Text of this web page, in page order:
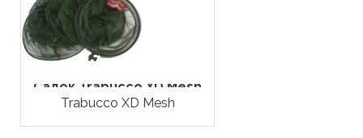
Садок Trabucco XD Mesh
Trabucco XD Mesh